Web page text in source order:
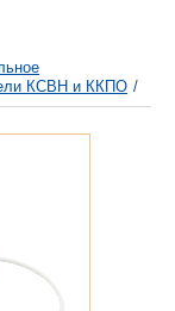
КСВН и ККПО /